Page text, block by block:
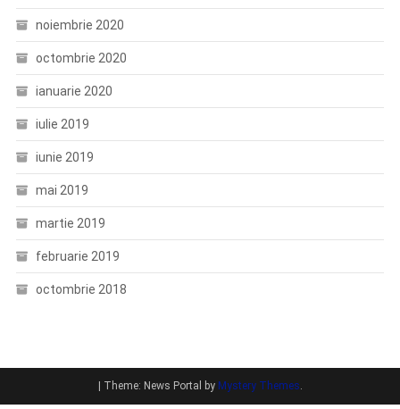
noiembrie 2020
octombrie 2020
ianuarie 2020
iulie 2019
iunie 2019
mai 2019
martie 2019
februarie 2019
octombrie 2018
Theme: News Portal by Mystery Themes.